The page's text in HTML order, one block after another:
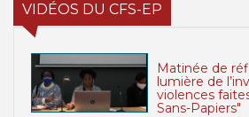
VIDÉOS DU CFS-EP
Matinée de
lumière de
violences
Sans-Papiers"